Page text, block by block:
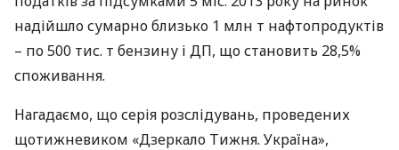
надійшло сумарно близько 1 млн т нафтопродуктів
– по 500 тис. т бензину і ДП, що становить 28,5%
споживання.
Нагадаємо, що серія розслідувань, проведених
щотижневиком «Дзеркало Тижня. Україна»,